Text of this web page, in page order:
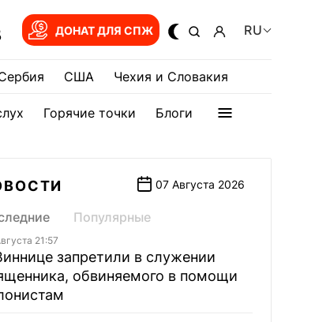
ДОНАТ ДЛЯ СПЖ RU
США Чехия и Словакия
Горячие точки Блоги
07 Августа 2026
Популярные
21:57
запретили в служении
обвиняемого в помощи